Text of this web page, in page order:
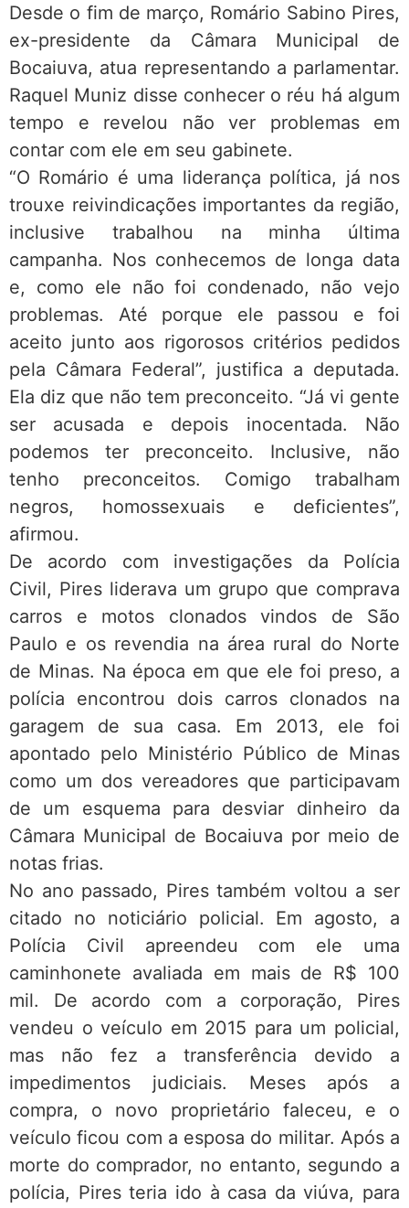
Desde o fim de março, Romário Sabino Pires,
ex-presidente da Câmara Municipal de
Bocaiuva, atua representando a parlamentar.
Raquel Muniz disse conhecer o réu há algum
tempo e revelou não ver problemas em
contar com ele em seu gabinete.
“O Romário é uma liderança política, já nos
trouxe reivindicações importantes da região,
inclusive trabalhou na minha última
campanha. Nos conhecemos de longa data
e, como ele não foi condenado, não vejo
problemas. Até porque ele passou e foi
aceito junto aos rigorosos critérios pedidos
pela Câmara Federal”, justifica a deputada.
Ela diz que não tem preconceito. “Já vi gente
ser acusada e depois inocentada. Não
podemos ter preconceito. Inclusive, não
tenho preconceitos. Comigo trabalham
negros, homossexuais e deficientes”,
afirmou.
De acordo com investigações da Polícia
Civil, Pires liderava um grupo que comprava
carros e motos clonados vindos de São
Paulo e os revendia na área rural do Norte
de Minas. Na época em que ele foi preso, a
polícia encontrou dois carros clonados na
garagem de sua casa. Em 2013, ele foi
apontado pelo Ministério Público de Minas
como um dos vereadores que participavam
de um esquema para desviar dinheiro da
Câmara Municipal de Bocaiuva por meio de
notas frias.
No ano passado, Pires também voltou a ser
citado no noticiário policial. Em agosto, a
Polícia Civil apreendeu com ele uma
caminhonete avaliada em mais de R$ 100
mil. De acordo com a corporação, Pires
vendeu o veículo em 2015 para um policial,
mas não fez a transferência devido a
impedimentos judiciais. Meses após a
compra, o novo proprietário faleceu, e o
veículo ficou com a esposa do militar. Após a
morte do comprador, no entanto, segundo a
polícia, Pires teria ido à casa da viúva, para